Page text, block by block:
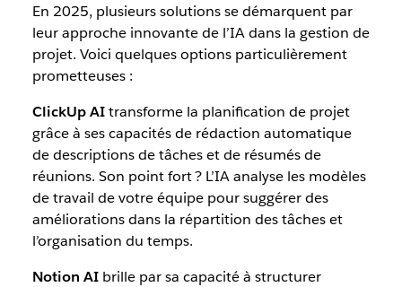
En 2025, plusieurs solutions se démarquent par
leur approche innovante de l’IA dans la gestion de
projet. Voici quelques options particulièrement
prometteuses :
ClickUp AItransforme la planification de projet
grâce à ses capacités de rédaction automatique
de descriptions de tâches et de résumés de
réunions. Son point fort ? L’IA analyse les modèles
de travail de votre équipe pour suggérer des
améliorations dans la répartition des tâches et
l’organisation du temps.
Notion AIbrille par sa capacité à structurer